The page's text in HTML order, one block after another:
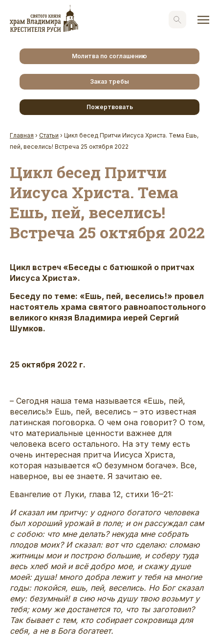
Молитва по соглашению
Заказ требы
Пожертвовать
Главная › Статьи › Цикл бесед Притчи Иисуса Христа. Тема Ешь,
пей, веселись! Встреча 25 октября 2022
Цикл бесед Притчи
Иисуса Христа. Тема
Ешь, пей, веселись!
Встреча 25 октября 2022
Цикл встреч «Беседы с батюшкой о притчах
Иисуса Христа».
Беседу по теме: «Ешь, пей, веселись!» провел
настоятель храма святого равноапостольного
великого князя Владимира иерей Сергий
Шумков.
25 октября 2022 г.
– Сегодня наша тема называется «Ешь, пей,
веселись!» Ешь, пей, веселись – это известная
латинская поговорка. О чем она говорит? О том,
что материальные ценности важнее для
человека всего остального. На эту тему есть
очень интересная притча Иисуса Христа,
которая называется «О безумном богаче». Все,
наверное, вы ее знаете. Я зачитаю ее.
Евангелие от Луки, глава 12, стихи 16–21:
И сказал им притчу: у одного богатого человека
был хороший урожай в поле; и он рассуждал сам
с собою: что мне делать? некуда мне собрать
плодов моих? И сказал: вот что сделаю: сломаю
житницы мои и построю большие, и соберу туда
весь хлеб мой и всё добро мое, и скажу душе
моей: душа! много добра лежит у тебя на многие
годы: покойся, ешь, пей, веселись. Но Бог сказал
ему: безумный! в сию ночь душу твою возьмут у
тебя; кому же достанется то, что ты заготовил?
Так бывает с тем, кто собирает сокровища для
себя, а не в Бога богатеет.